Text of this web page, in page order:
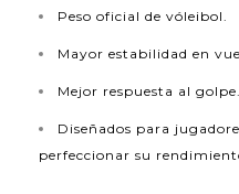
Peso oficial de vóleibol.
Mayor estabilidad en
Mejor respuesta al golpe.
Diseñados para
perfeccionar su